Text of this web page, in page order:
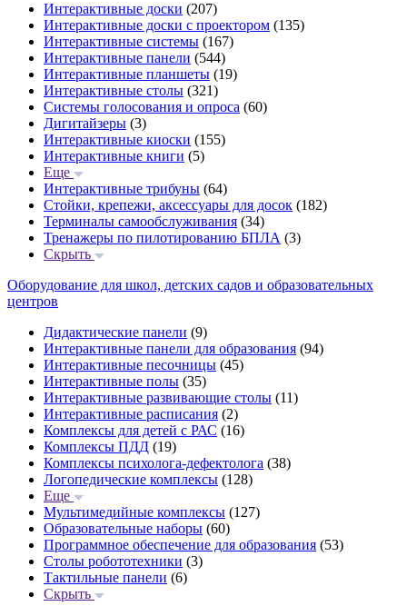
Интерактивные доски (207)
Интерактивные доски с проектором (135)
Интерактивные системы (167)
Интерактивные панели (544)
Интерактивные планшеты (19)
Интерактивные столы (321)
Системы голосования и опроса (60)
Дигитайзеры (3)
Интерактивные киоски (155)
Интерактивные книги (5)
Еще
Интерактивные трибуны (64)
Стойки, крепежи, аксессуары для досок (182)
Терминалы самообслуживания (34)
Тренажеры по пилотированию БПЛА (3)
Скрыть
Оборудование для школ, детских садов и образовательных
центров
Дидактические панели (9)
Интерактивные панели для образования (94)
Интерактивные песочницы (45)
Интерактивные полы (35)
Интерактивные развивающие столы (11)
Интерактивные расписания (2)
Комплексы для детей с РАС (16)
Комплексы ПДД (19)
Комплексы психолога-дефектолога (38)
Логопедические комплексы (128)
Еще
Мультимедийные комплексы (127)
Образовательные наборы (60)
Программное обеспечение для образования (53)
Столы робототехники (3)
Тактильные панели (6)
Скрыть